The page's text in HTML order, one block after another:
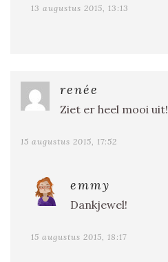
13 augustus 2015, 13:13
renée
Ziet er heel mooi uit!
15 augustus 2015, 17:52
emmy
Dankjewel!
15 augustus 2015, 18:17